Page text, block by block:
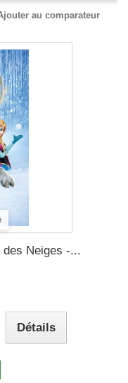
au comparateur
Neiges -...
Détails